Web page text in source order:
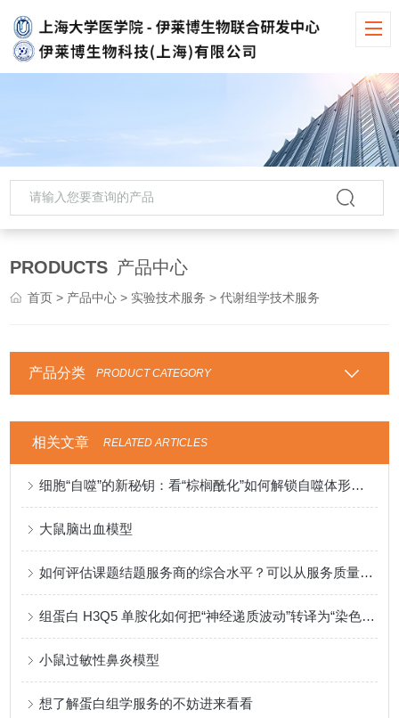
PRODUCTS 产品中心
首页 > 产品中心 > 实验技术服务 > 代谢组学技术服务
产品分类 PRODUCT CATEGORY
相关文章 RELATED ARTICLES
细胞“自噬”的新秘钥：看“棕榈酰化”如何解锁自噬体形成的奥秘
大鼠脑出血模型
如何评估课题结题服务商的综合水平？可以从服务质量、靠谱程度和性价比几个方面来看
组蛋白 H3Q5 单胺化如何把“神经递质波动”转译为“染色质节律”
小鼠过敏性鼻炎模型
想了解蛋白组学服务的不妨进来看看